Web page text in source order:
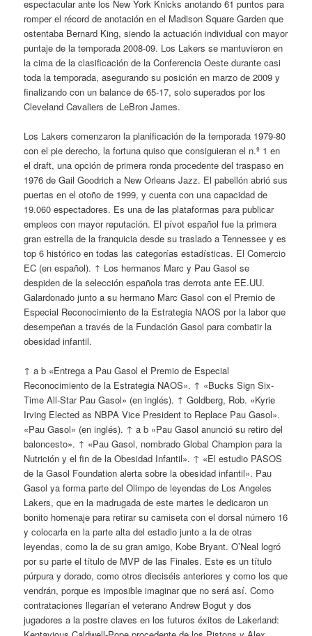
espectacular ante los New York Knicks anotando 61 puntos para
romper el récord de anotación en el Madison Square Garden que
ostentaba Bernard King, siendo la actuación individual con mayor
puntaje de la temporada 2008-09. Los Lakers se mantuvieron en
la cima de la clasificación de la Conferencia Oeste durante casi
toda la temporada, asegurando su posición en marzo de 2009 y
finalizando con un balance de 65-17, solo superados por los
Cleveland Cavaliers de LeBron James.
Los Lakers comenzaron la planificación de la temporada 1979-80
con el pie derecho, la fortuna quiso que consiguieran el n.º 1 en
el draft, una opción de primera ronda procedente del traspaso en
1976 de Gail Goodrich a New Orleans Jazz. El pabellón abrió sus
puertas en el otoño de 1999, y cuenta con una capacidad de
19.060 espectadores. Es una de las plataformas para publicar
empleos con mayor reputación. El pívot español fue la primera
gran estrella de la franquicia desde su traslado a Tennessee y es
top 6 histórico en todas las categorías estadísticas. El Comercio
EC (en español). ↑ Los hermanos Marc y Pau Gasol se
despiden de la selección española tras derrota ante EE.UU.
Galardonado junto a su hermano Marc Gasol con el Premio de
Especial Reconocimiento de la Estrategia NAOS por la labor que
desempeñan a través de la Fundación Gasol para combatir la
obesidad infantil.
↑ a b «Entrega a Pau Gasol el Premio de Especial
Reconocimiento de la Estrategia NAOS». ↑ «Bucks Sign Six-
Time All-Star Pau Gasol» (en inglés). ↑ Goldberg, Rob. «Kyrie
Irving Elected as NBPA Vice President to Replace Pau Gasol».
«Pau Gasol» (en inglés). ↑ a b «Pau Gasol anunció su retiro del
baloncesto». ↑ «Pau Gasol, nombrado Global Champion para la
Nutrición y el fin de la Obesidad Infantil». ↑ «El estudio PASOS
de la Gasol Foundation alerta sobre la obesidad infantil». Pau
Gasol ya forma parte del Olimpo de leyendas de Los Angeles
Lakers, que en la madrugada de este martes le dedicaron un
bonito homenaje para retirar su camiseta con el dorsal número 16
y colocarla en la parte alta del estadio junto a la de otras
leyendas, como la de su gran amigo, Kobe Bryant. O’Neal logró
por su parte el título de MVP de las Finales. Este es un título
púrpura y dorado, como otros dieciséis anteriores y como los que
vendrán, porque es imposible imaginar que no será así. Como
contrataciones llegarían el veterano Andrew Bogut y dos
jugadores a la postre claves en los futuros éxitos de Lakerland: